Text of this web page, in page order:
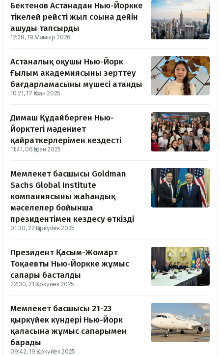
Бектенов Астанадан Нью-Йоркке
тікелей рейсті жыл соңына дейін
ашуды тапсырды
12:28, 19 Мамыр 2026
Астаналық оқушы Нью-Йорк
Ғылым академиясының зерттеу
бағдарламасының мүшесі атанды
10:21, 17 Қазан 2025
Димаш Құдайберген Нью-
Йорктегі мәдениет
қайраткерлерімен кездесті
11:41, 06 Қазан 2025
Мемлекет басшысы Goldman
Sachs Global Institute
компаниясының жаһандық
мәселелер бойынша
президентімен кездесу өткізді
01:30, 22 Қыркүйек 2025
Президент Қасым-Жомарт
Тоқаевтың Нью-Йоркке жұмыс
сапары басталды
22:30, 21 Қыркүйек 2025
Мемлекет басшысы 21-23
қыркүйек күндері Нью-Йорк
қаласына жұмыс сапарымен
барады
09:42, 19 Қыркүйек 2025